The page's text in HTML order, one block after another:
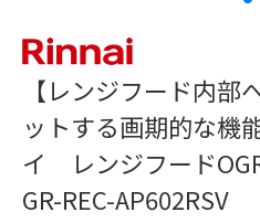
【レンジフード内部
ットする画期的な機
イ レンジフード
GR-REC-AP602RSV